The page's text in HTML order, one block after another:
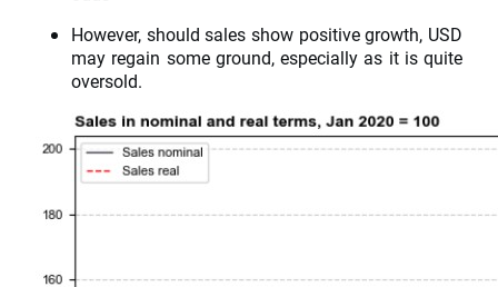
However, should sales show positive growth, USD
may regain some ground, especially as it is quite
oversold.